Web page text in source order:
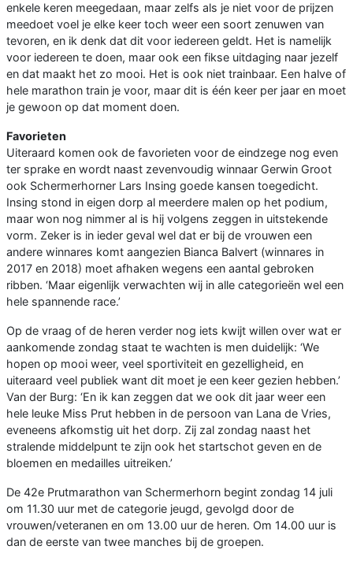
enkele keren meegedaan, maar zelfs als je niet voor de prijzen
meedoet voel je elke keer toch weer een soort zenuwen van
tevoren, en ik denk dat dit voor iedereen geldt. Het is namelijk
voor iedereen te doen, maar ook een fikse uitdaging naar jezelf
en dat maakt het zo mooi. Het is ook niet trainbaar. Een halve of
hele marathon train je voor, maar dit is één keer per jaar en moet
je gewoon op dat moment doen.
Favorieten
Uiteraard komen ook de favorieten voor de eindzege nog even
ter sprake en wordt naast zevenvoudig winnaar Gerwin Groot
ook Schermerhorner Lars Insing goede kansen toegedicht.
Insing stond in eigen dorp al meerdere malen op het podium,
maar won nog nimmer al is hij volgens zeggen in uitstekende
vorm. Zeker is in ieder geval wel dat er bij de vrouwen een
andere winnares komt aangezien Bianca Balvert (winnares in
2017 en 2018) moet afhaken wegens een aantal gebroken
ribben. ‘Maar eigenlijk verwachten wij in alle categorieën wel een
hele spannende race.’
Op de vraag of de heren verder nog iets kwijt willen over wat er
aankomende zondag staat te wachten is men duidelijk: ‘We
hopen op mooi weer, veel sportiviteit en gezelligheid, en
uiteraard veel publiek want dit moet je een keer gezien hebben.’
Van der Burg: ‘En ik kan zeggen dat we ook dit jaar weer een
hele leuke Miss Prut hebben in de persoon van Lana de Vries,
eveneens afkomstig uit het dorp. Zij zal zondag naast het
stralende middelpunt te zijn ook het startschot geven en de
bloemen en medailles uitreiken.’
De 42e Prutmarathon van Schermerhorn begint zondag 14 juli
om 11.30 uur met de categorie jeugd, gevolgd door de
vrouwen/veteranen en om 13.00 uur de heren. Om 14.00 uur is
dan de eerste van twee manches bij de groepen.